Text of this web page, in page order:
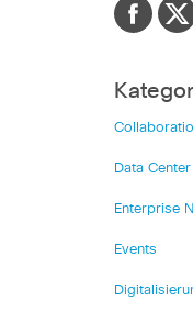
Data Center
Enterprise
Events